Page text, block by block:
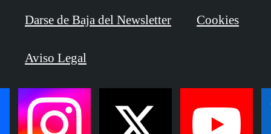
Darse de Baja del Newsletter Cookies
Aviso Legal